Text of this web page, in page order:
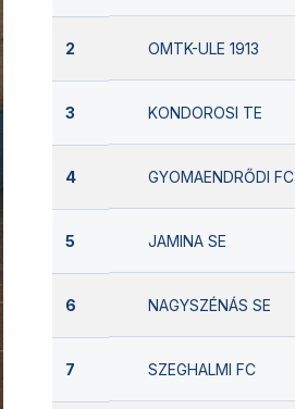
2 OMTK-ULE 1913
3 KONDOROSI TE
4 GYOMAENDRŐDI FC
5 JAMINA SE
6 NAGYSZÉNÁS SE
7 SZEGHALMI FC